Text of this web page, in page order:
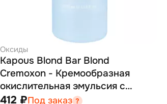
Оксиды
Kapous Blond Bar Blond
Cremoxon - Кремообразная
окислительная эмульсия с
экстрактом жемчуга 12% 1000
412 ₽Под заказ